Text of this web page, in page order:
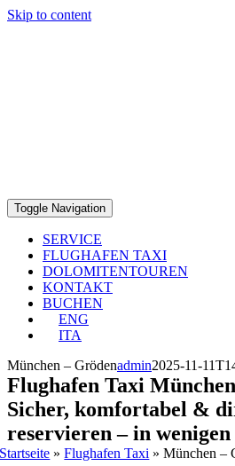
Skip to content
Toggle Navigation
SERVICE
FLUGHAFEN TAXI
DOLOMITENTOUREN
KONTAKT
BUCHEN
ENG
ITA
München – Grödenadmin2025-11-
Flughafen Taxi
Sicher, komfortabel &
reservieren – in
Startseite »Flughafen Taxi »München –